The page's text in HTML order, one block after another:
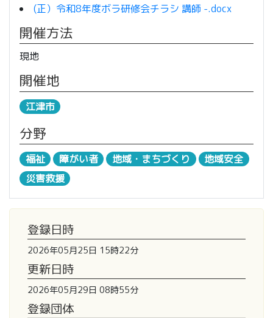
(正）令和8年度ボラ研修会チラシ 講師 -.docx
開催方法
現地
開催地
江津市
分野
福祉 障がい者 地域・まちづくり
地域安全
災害救援
登録日時
2026年05月25日 15時22分
更新日時
2026年05月29日 08時55分
登録団体